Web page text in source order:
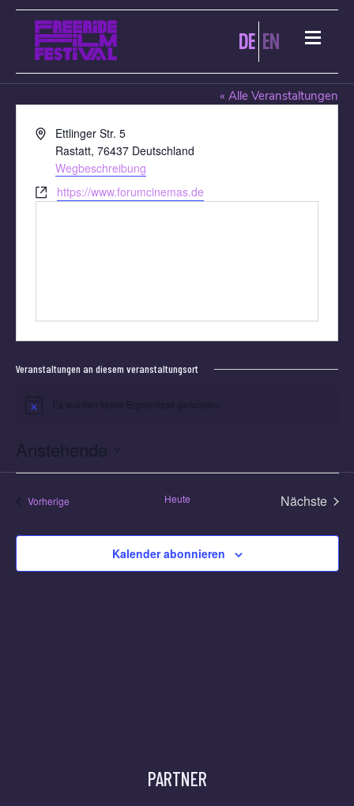
DE EN
FORUM RASTATT
« Alle Veranstaltungen
AdresseEttlinger Str. 5
Rastatt, 76437 Deutschland
Wegbeschreibung
Webseitehttps://www.forumcinemas.de
Veranstaltungen an diesem veranstaltungsort
HinweisEs wurden keine Ergebnisse gefunden.
Anstehende
Datum
VorherigeVeranstaltungen Heute
Nächste
Kalender abonnieren
PARTNER